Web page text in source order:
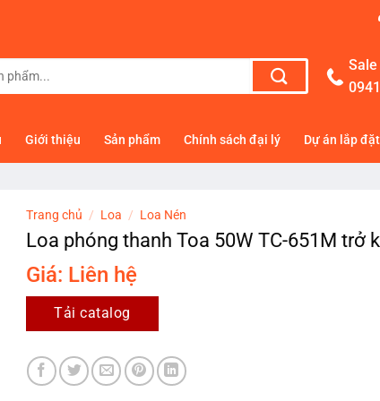
Sale
Giới thiệu Sản phẩm Chính sách đại lý Dự án lắp đặt
Trang chủ / Loa / Loa Nén
Loa phóng thanh Toa 50W TC-651M trở
Giá: Liên hệ
Tải catalog